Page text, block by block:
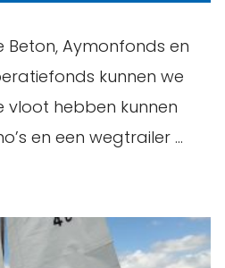
Aymonfonds en
kunnen we
vloot hebben kunnen
en een wegtrailer …